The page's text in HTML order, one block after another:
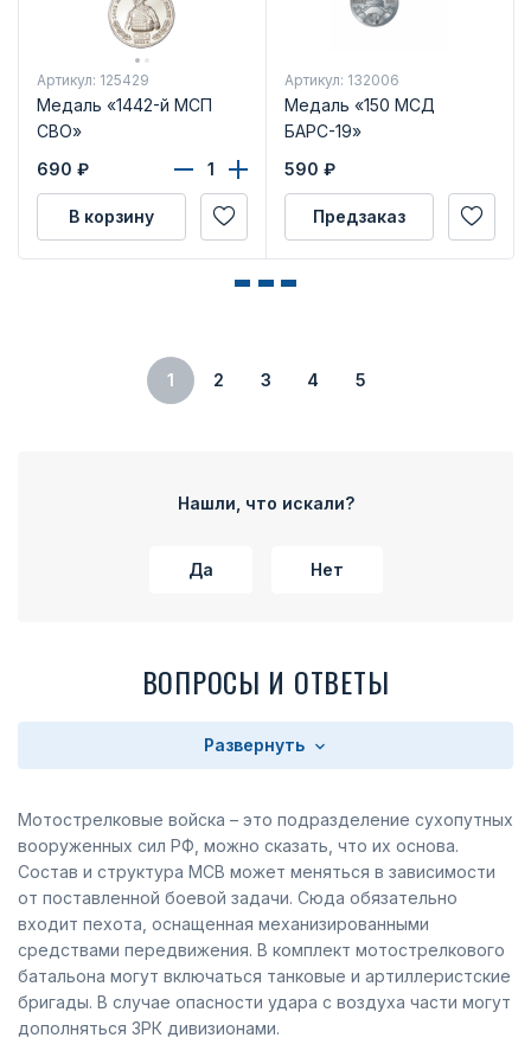
Артикул: 125429
Медаль «1442-й МСП
СВО»
690 ₽
В корзину
Артикул: 132006
Медаль «150 МСД
БАРС-19»
590 ₽
Предзаказ
1 2 3 4 5
Нашли, что искали?
Да Нет
ВОПРОСЫ И ОТВЕТЫ
Развернуть
Мотострелковые войска – это подразделение сухопутных
вооруженных сил РФ, можно сказать, что их основа.
Состав и структура МСВ может меняться в зависимости
от поставленной боевой задачи. Сюда обязательно
входит пехота, оснащенная механизированными
средствами передвижения. В комплект мотострелкового
батальона могут включаться танковые и артиллеристские
бригады. В случае опасности удара с воздуха части могут
дополняться ЗРК дивизионами.